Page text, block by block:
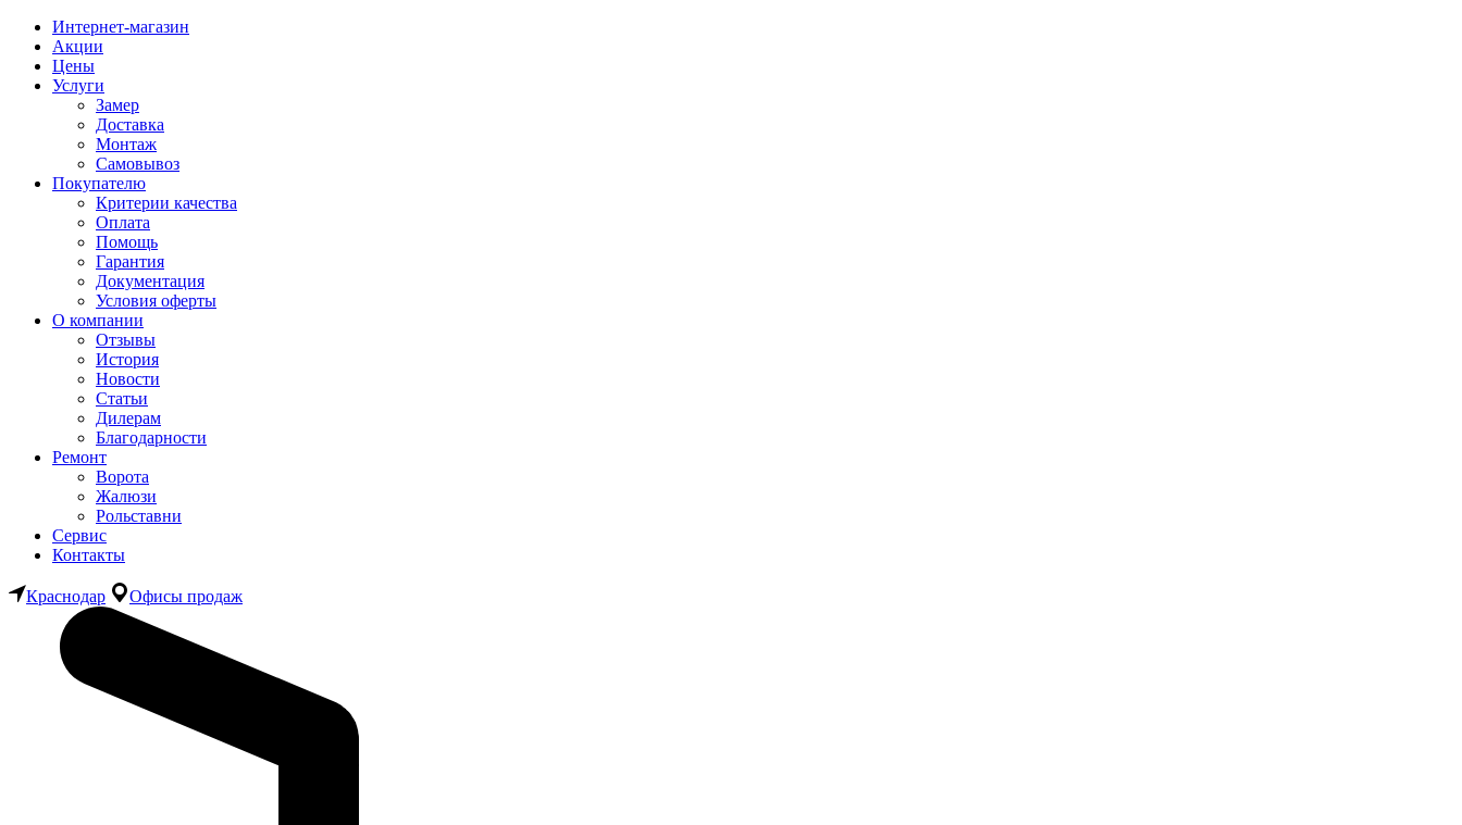
Интернет-магазин
Акции
Цены
Услуги
Замер
Доставка
Монтаж
Самовывоз
Покупателю
Критерии качества
Оплата
Помощь
Гарантия
Документация
Условия оферты
О компании
Отзывы
История
Новости
Статьи
Дилерам
Благодарности
Ремонт
Ворота
Жалюзи
Рольставни
Сервис
Контакты
Краснодар Офисы продаж